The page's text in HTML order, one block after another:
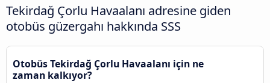
Tekirdağ Çorlu Havaalanı adresine giden
otobüs güzergahı hakkında SSS
Otobüs Tekirdağ Çorlu Havaalanı için ne
zaman kalkıyor?